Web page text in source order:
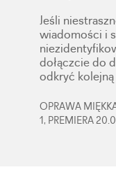
Jeśli
wiadomości i
dołączcie do
odkryć
OPRAWA
1, PREMIERA